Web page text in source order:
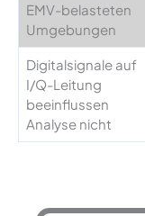
EMV-belasteten
Umgebungen
Digitalsignale auf
I/Q-Leitung
beeinflussen
Analyse nicht